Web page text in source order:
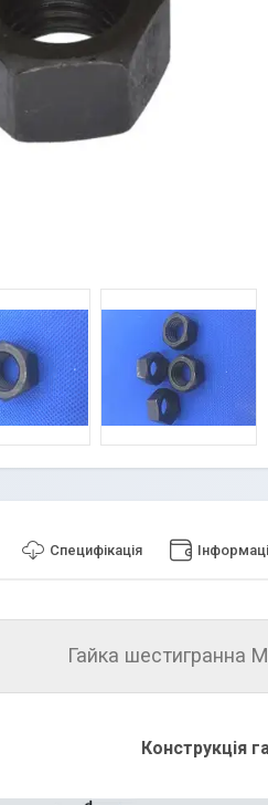
Специфікація
Гайка шестигранна
Конструкція